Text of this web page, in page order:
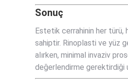
Sonuç
Estetik cerrahinin her türü,
sahiptir. Rinoplasti ve yüz
alırken, minimal invaziv
değerlendirme gerektirdiği